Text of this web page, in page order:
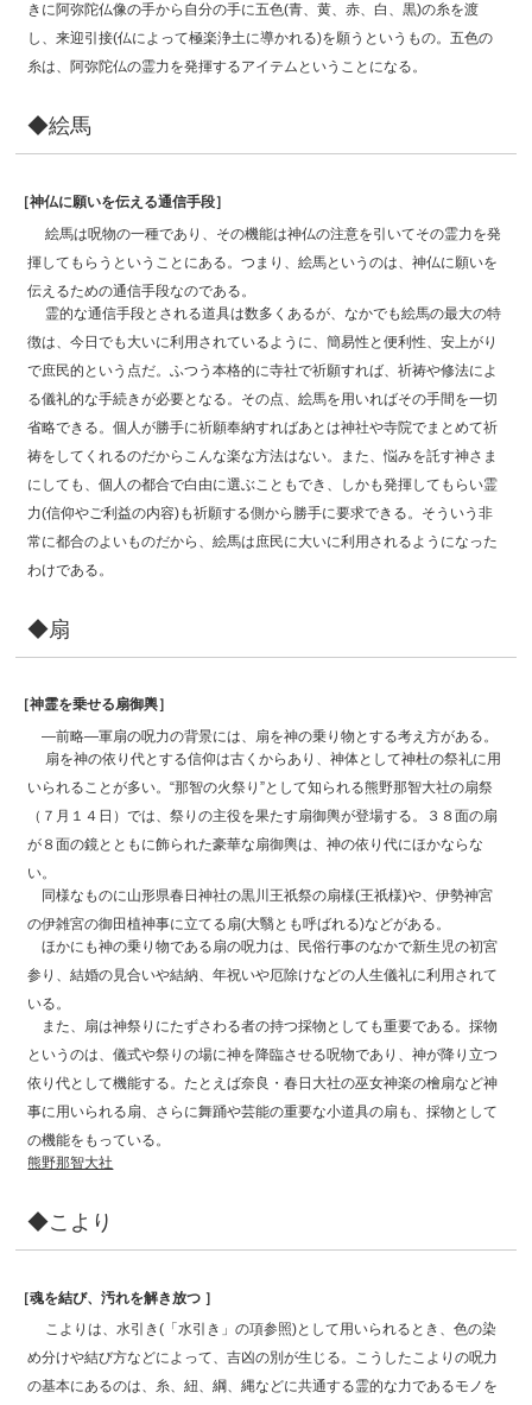
きに阿弥陀仏像の手から自分の手に五色(青、黄、赤、白、黒)の糸を渡
し、来迎引接(仏によって極楽浄土に導かれる)を願うというもの。五色の
糸は、阿弥陀仏の霊力を発揮するアイテムということになる。
◆絵馬
［神仏に願いを伝える通信手段］
絵馬は呪物の一種であり、その機能は神仏の注意を引いてその霊力を発
揮してもらうということにある。つまり、絵馬というのは、神仏に願いを
伝えるための通信手段なのである。
霊的な通信手段とされる道具は数多くあるが、なかでも絵馬の最大の特
徴は、今日でも大いに利用されているように、簡易性と便利性、安上がり
で庶民的という点だ。ふつう本格的に寺社で祈願すれば、祈祷や修法によ
る儀礼的な手続きが必要となる。その点、絵馬を用いればその手間を一切
省略できる。個人が勝手に祈願奉納すればあとは神社や寺院でまとめて祈
祷をしてくれるのだからこんな楽な方法はない。また、悩みを託す神さま
にしても、個人の都合で白由に選ぶこともでき、しかも発揮してもらい霊
力(信仰やご利益の内容)も祈願する側から勝手に要求できる。そういう非
常に都合のよいものだから、絵馬は庶民に大いに利用されるようになった
わけである。
◆扇
［神霊を乗せる扇御輿］
―前略―軍扇の呪力の背景には、扇を神の乗り物とする考え方がある。
扇を神の依り代とする信仰は古くからあり、神体として神杜の祭礼に用
いられることが多い。“那智の火祭り”として知られる熊野那智大社の扇祭
（７月１４日）では、祭りの主役を果たす扇御輿が登場する。３８面の扇
が８面の鏡とともに飾られた豪華な扇御輿は、神の依り代にほかならな
い。
同様なものに山形県春日神社の黒川王祇祭の扇様(王祇様)や、伊勢神宮
の伊雑宮の御田植神事に立てる扇(大翳とも呼ばれる)などがある。
ほかにも神の乗り物である扇の呪力は、民俗行事のなかで新生児の初宮
参り、結婚の見合いや結納、年祝いや厄除けなどの人生儀礼に利用されて
いる。
また、扇は神祭りにたずさわる者の持つ採物としても重要である。採物
というのは、儀式や祭りの場に神を降臨させる呪物であり、神が降り立つ
依り代として機能する。たとえば奈良・春日大社の巫女神楽の檜扇など神
事に用いられる扇、さらに舞踊や芸能の重要な小道具の扇も、採物として
の機能をもっている。
熊野那智大社
◆こより
［魂を結び、汚れを解き放つ ］
こよりは、水引き(「水引き」の項参照)として用いられるとき、色の染
め分けや結び方などによって、吉凶の別が生じる。こうしたこよりの呪力
の基本にあるのは、糸、紐、綱、縄などに共通する霊的な力であるモノを